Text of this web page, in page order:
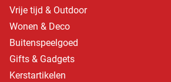
Vrije tijd & Outdoor
Wonen & Deco
Buitenspeelgoed
Gifts & Gadgets
Kerstartikelen